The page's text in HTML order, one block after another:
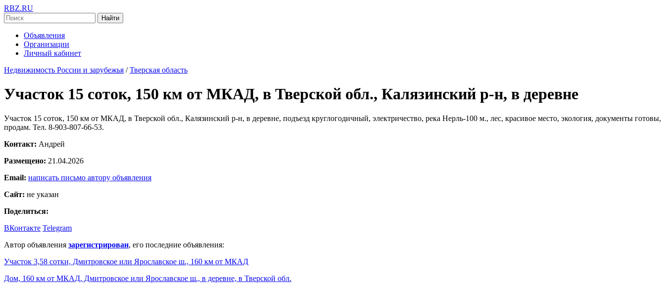
RBZ.RU
Найти
Объявления
Организации
Личный кабинет
Недвижимость России и зарубежья / Тверская область
Участок 15 соток, 150 км от МКАД, в Тверской обл., Калязинский р-н, в деревне
Участок 15 соток, 150 км от МКАД, в Тверской обл., Калязинский р-н, в деревне, подъезд круглогодичный, электричество, река Нерль-100 м., лес, красивое место, экология, документы готовы,
продам. Тел. 8-903-807-66-53.
Контакт: Андрей
Размещено: 21.04.2026
Email: написать письмо автору объявления
Сайт: не указан
Поделиться:
ВКонтакте Telegram
Автор объявления зарегистрирован, его последние объявления:
Участок 3,58 сотки, Дмитровское или Ярославское ш., 160 км от МКАД
Дом, 160 км от МКАД, Дмитровское или Ярославское ш., в деревне, в Тверской обл.